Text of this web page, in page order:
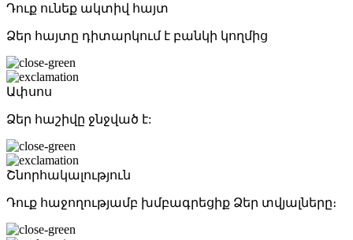
Դուք ունեք ակտիվ հայտ
Ձեր հայտը դիտարկում է բանկի կողմից
Ափսոս
Ձեր հաշիվը ջնջված է:
Շնորհակալություն
Դուք հաջողությամբ խմբագրեցիք Ձեր տվյալները։